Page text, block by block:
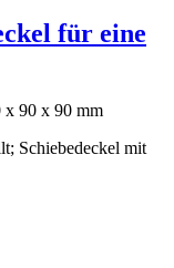
für eine
x 90 x 90 mm
Schiebedeckel mit